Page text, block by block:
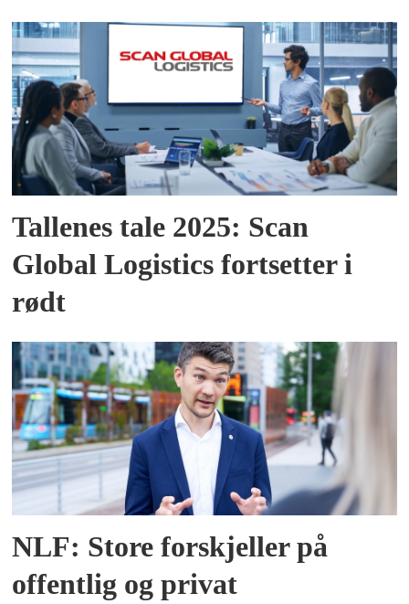
Tallenes tale 2025: Scan
Global Logistics fortsetter i
rødt
NLF: Store forskjeller på
offentlig og privat